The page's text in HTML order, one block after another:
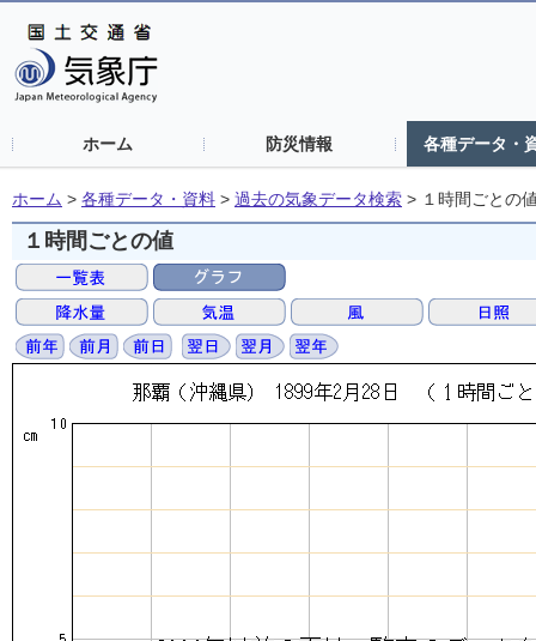
ホーム 防災情報 各種データ・
ホーム > 各種データ・資料 > 過去の気象データ検索 > １時間ごとの
１時間ごとの値